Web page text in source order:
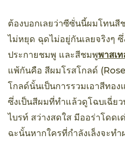
ต้องบอกเลยว่าซีซั่นนี้ผมโทนสี
ไม่หยุด ฉุดไม่อยู่กันเลยจริงๆ
ประกายชมพู และสีชมพูพาสเ
แพ้กันคือ สีผมโรสโกลด์
โกลด์นั้นเป็นการรวมเอาสีทอ
ซึ่งเป็นสีผมที่ทำแล้วดูโฉบเฉี่ย
ไบรท์ สว่างสดใส มีออร่าโดดเ
ฉะนั้นหากใครที่กำลังเล็งจะทำ